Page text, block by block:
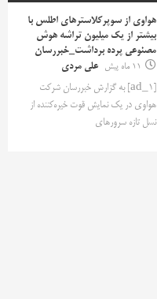
هواوی از سوپرکلاسترهای اطلس با
بیشتر از یک میلیون تراشه هوش
مصنوعی پرده برداشت_خبررسان
11 ماه پیش
علی مردی
[ad_1] به گزارش خبررسان شرکت
هواوی در یک نمایش قوت خیره‌کننده از
نسل تازه سرورهای